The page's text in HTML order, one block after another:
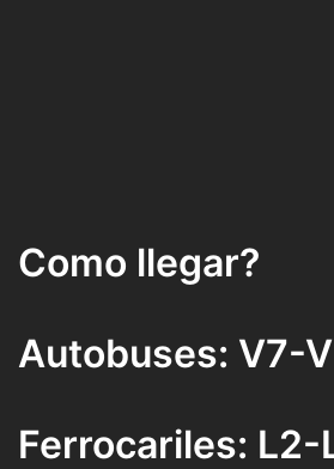
Como llegar?
Autobuses: V7-
Ferrocariles: L2-